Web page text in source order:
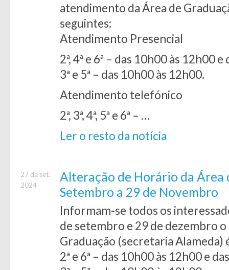
atendimento da Área de
seguintes:
Atendimento Presencial
2ª, 4ª e 6ª – das 10h00 às 12h00
3ª e 5ª – das 10h00 às 12h00.
Atendimento telefónico
2ª, 3ª, 4ª, 5ª e 6ª – …
Ler o resto da notícia
27 de set.
2024
Alteração de Horário da Área
Setembro a 29 de Novembro
Informam-se todos os
de setembro e 29 de dezembro
Graduação (secretaria Alameda)
2ª e 6ª – das 10h00 às 12h00 e